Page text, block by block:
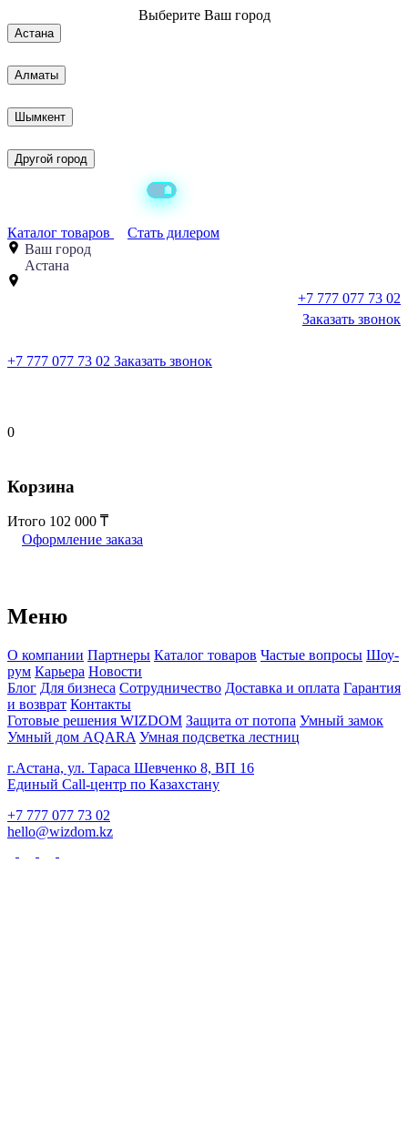
Выберите Ваш город
Астана
Алматы
Шымкент
Другой город
Каталог товаров
Стать дилером
Ваш город
Астана
+7 777 077 73 02
Заказать звонок
+7 777 077 73 02 Заказать звонок
0
Корзина
Итого 102 000
Оформление заказа
Меню
О компании Партнеры Каталог товаров Частые вопросы Шоу-
рум Карьера Новости
Блог Для бизнеса Сотрудничество Доставка и оплата Гарантия
и возврат Контакты
Готовые решения WIZDOM Защита от потопа Умный замок
Умный дом AQARA Умная подсветка лестниц
г.Астана, ул. Тараса Шевченко 8, ВП 16
Единый Call-центр по Казахстану
+7 777 077 73 02
hello@wizdom.kz